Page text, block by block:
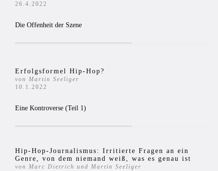
26.4.2022
Die Offenheit der Szene
Erfolgsformel Hip-Hop?
von Martin Seeliger
10.1.2022
Eine Kontroverse (Teil 1)
Hip-Hop-Journalismus: Irritierte Fragen an ein
Genre, von dem niemand weiß, was es genau ist
von Marc Dietrich und Martin Seeliger